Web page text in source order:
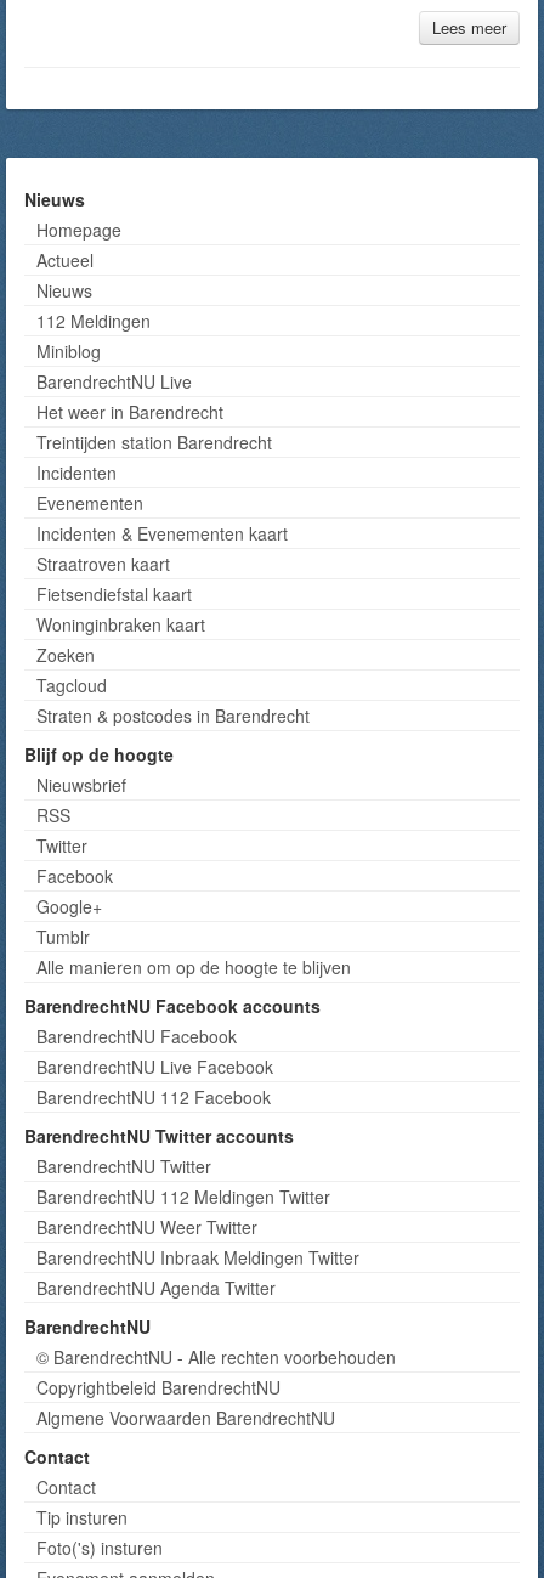
Lees meer
Nieuws
Homepage
Actueel
Nieuws
112 Meldingen
Miniblog
BarendrechtNU Live
Het weer in Barendrecht
Treintijden station Barendrecht
Incidenten
Evenementen
Incidenten & Evenementen kaart
Straatroven kaart
Fietsendiefstal kaart
Woninginbraken kaart
Zoeken
Tagcloud
Straten & postcodes in Barendrecht
Blijf op de hoogte
Nieuwsbrief
RSS
Twitter
Facebook
Google+
Tumblr
Alle manieren om op de hoogte te blijven
BarendrechtNU Facebook accounts
BarendrechtNU Facebook
BarendrechtNU Live Facebook
BarendrechtNU 112 Facebook
BarendrechtNU Twitter accounts
BarendrechtNU Twitter
BarendrechtNU 112 Meldingen Twitter
BarendrechtNU Weer Twitter
BarendrechtNU Inbraak Meldingen Twitter
BarendrechtNU Agenda Twitter
BarendrechtNU
© BarendrechtNU - Alle rechten voorbehouden
Copyrightbeleid BarendrechtNU
Algmene Voorwaarden BarendrechtNU
Contact
Contact
Tip insturen
Foto('s) insturen